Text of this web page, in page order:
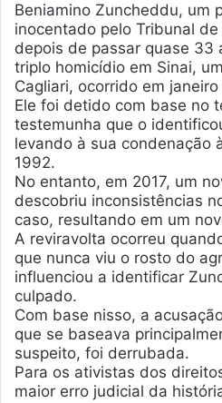
Beniamino Zuncheddu, um
inocentado pelo Tribunal de
depois de passar quase 33
triplo homicídio em Sinai,
Cagliari, ocorrido em janeiro
Ele foi detido com base no
testemunha que o
levando à sua condenação
1992.
No entanto, em 2017, um
descobriu inconsistências
caso, resultando em um
A reviravolta ocorreu
que nunca viu o rosto do
influenciou a identificar
culpado.
Com base nisso, a
que se baseava
suspeito, foi derrubada.
Para os ativistas dos
maior erro judicial da